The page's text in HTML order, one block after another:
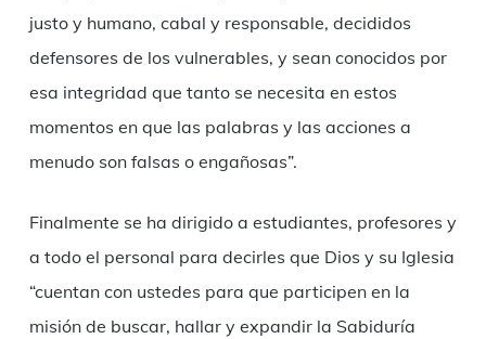
justo y humano, cabal y responsable, decididos
defensores de los vulnerables, y sean conocidos por
esa integridad que tanto se necesita en estos
momentos en que las palabras y las acciones a
menudo son falsas o engañosas”.
Finalmente se ha dirigido a estudiantes, profesores y
a todo el personal para decirles que Dios y su Iglesia
“cuentan con ustedes para que participen en la
misión de buscar, hallar y expandir la Sabiduría